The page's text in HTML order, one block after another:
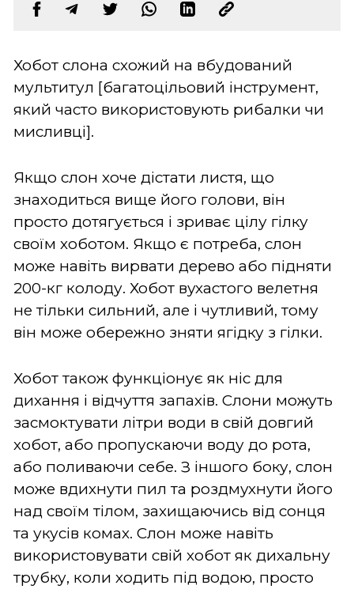
Хобот слона схожий на вбудований
мультитул [багатоцільовий інструмент,
який часто використовують рибалки чи
мисливці].
Якщо слон хоче дістати листя, що
знаходиться вище його голови, він
просто дотягується і зриває цілу гілку
своїм хоботом. Якщо є потреба, слон
може навіть вирвати дерево або підняти
200-кг колоду. Хобот вухастого велетня
не тільки сильний, але і чутливий, тому
він може обережно зняти ягідку з гілки.
Хобот також функціонує як ніс для
дихання і відчуття запахів. Слони можуть
засмоктувати літри води в свій довгий
хобот, або пропускаючи воду до рота,
або поливаючи себе. З іншого боку, слон
може вдихнути пил та роздмухнути його
над своїм тілом, захищаючись від сонця
та укусів комах. Слон може навіть
використовувати свій хобот як дихальну
трубку, коли ходить під водою, просто